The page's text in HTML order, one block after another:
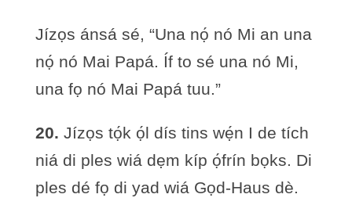
Jízọs ánsá sé, “Una nọ́ nó Mi an una
nọ́ nó Mai Papá. Íf to sé una nó Mi,
una fọ nó Mai Papá tuu.”
20. Jízọs tọ́k ọ́l dís tins wẹ́n I de tích
niá di ples wiá dẹm kíp ọ́frín bọks. Di
ples dé fọ di yad wiá Gọd-Haus dè.